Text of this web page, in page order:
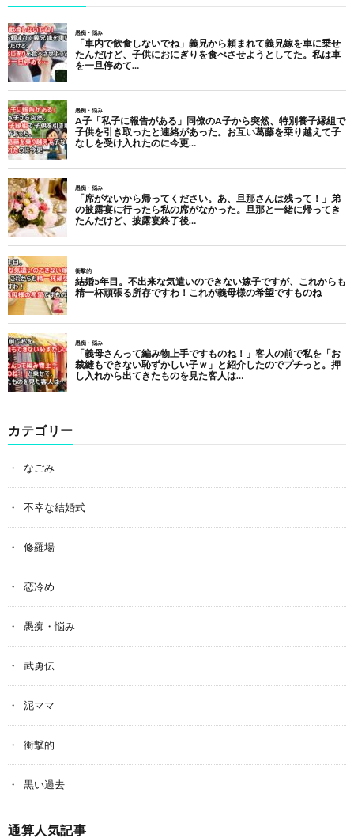
カテゴリー
なごみ
不幸な結婚式
修羅場
恋冷め
愚痴・悩み
武勇伝
泥ママ
衝撃的
黒い過去
通算人気記事